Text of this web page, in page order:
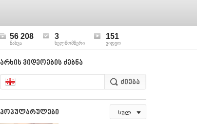
56 208
ნახვა
3
ხელმომწერი
151
ვიდეო
არხის ვიდეოების ძებნა
პოპულარულები სულ